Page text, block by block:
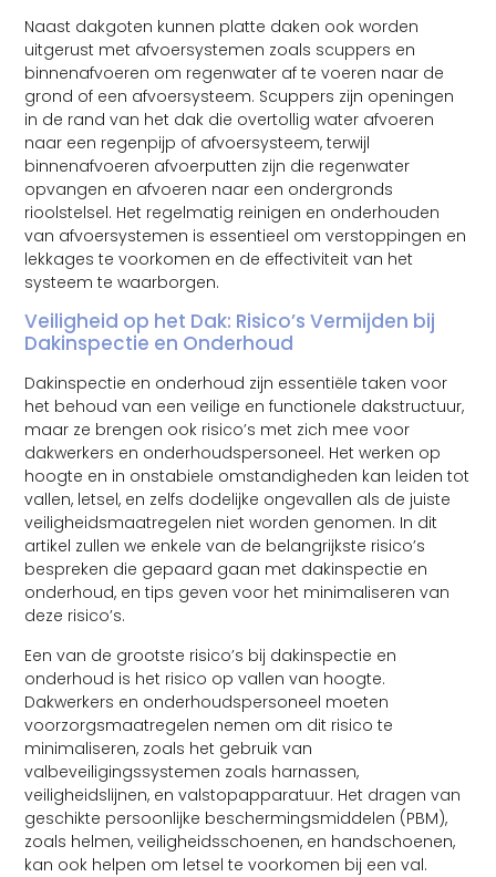
Naast dakgoten kunnen platte daken ook worden
uitgerust met afvoersystemen zoals scuppers en
binnenafvoeren om regenwater af te voeren naar de
grond of een afvoersysteem. Scuppers zijn openingen
in de rand van het dak die overtollig water afvoeren
naar een regenpijp of afvoersysteem, terwijl
binnenafvoeren afvoerputten zijn die regenwater
opvangen en afvoeren naar een ondergronds
rioolstelsel. Het regelmatig reinigen en onderhouden
van afvoersystemen is essentieel om verstoppingen en
lekkages te voorkomen en de effectiviteit van het
systeem te waarborgen.
Veiligheid op het Dak: Risico’s Vermijden bij
Dakinspectie en Onderhoud
Dakinspectie en onderhoud zijn essentiële taken voor
het behoud van een veilige en functionele dakstructuur,
maar ze brengen ook risico’s met zich mee voor
dakwerkers en onderhoudspersoneel. Het werken op
hoogte en in onstabiele omstandigheden kan leiden tot
vallen, letsel, en zelfs dodelijke ongevallen als de juiste
veiligheidsmaatregelen niet worden genomen. In dit
artikel zullen we enkele van de belangrijkste risico’s
bespreken die gepaard gaan met dakinspectie en
onderhoud, en tips geven voor het minimaliseren van
deze risico’s.
Een van de grootste risico’s bij dakinspectie en
onderhoud is het risico op vallen van hoogte.
Dakwerkers en onderhoudspersoneel moeten
voorzorgsmaatregelen nemen om dit risico te
minimaliseren, zoals het gebruik van
valbeveiligingssystemen zoals harnassen,
veiligheidslijnen, en valstopapparatuur. Het dragen van
geschikte persoonlijke beschermingsmiddelen (PBM),
zoals helmen, veiligheidsschoenen, en handschoenen,
kan ook helpen om letsel te voorkomen bij een val.